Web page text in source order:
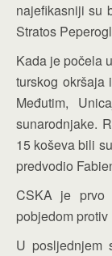
najefikasniji su
Stratos
Kada je počela
turskog
Međutim,
sunarodnjake.
15 koševa bili
predvodio
CSKA je prvo
pobjedom
U posljednjem